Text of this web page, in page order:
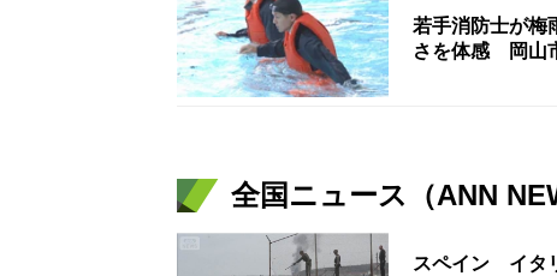
若手消防士が梅
さを体感 岡山
全国ニュース（ANN
スペイン イタ